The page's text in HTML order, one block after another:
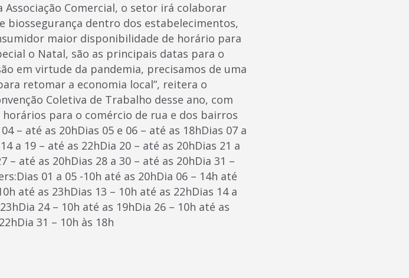
Associação Comercial, o setor irá colaborar
biossegurança dentro dos estabelecimentos,
maior disponibilidade de horário para
o Natal, são as principais datas para o
em virtude da pandemia, precisamos de uma
retomar a economia local”, reitera o
Coletiva de Trabalho desse ano, com
horários para o comércio de rua e dos bairros
– até as 20hDias 05 e 06 – até as 18hDias 07 a
a 19 – até as 22hDia 20 – até as 20hDias 21 a
– até as 20hDias 28 a 30 – até as 20hDia 31 –
01 a 05 -10h até as 20hDia 06 – 14h até
até as 23hDias 13 – 10h até as 22hDias 14 a
24 – 10h até as 19hDia 26 – 10h até as
31 – 10h às 18h